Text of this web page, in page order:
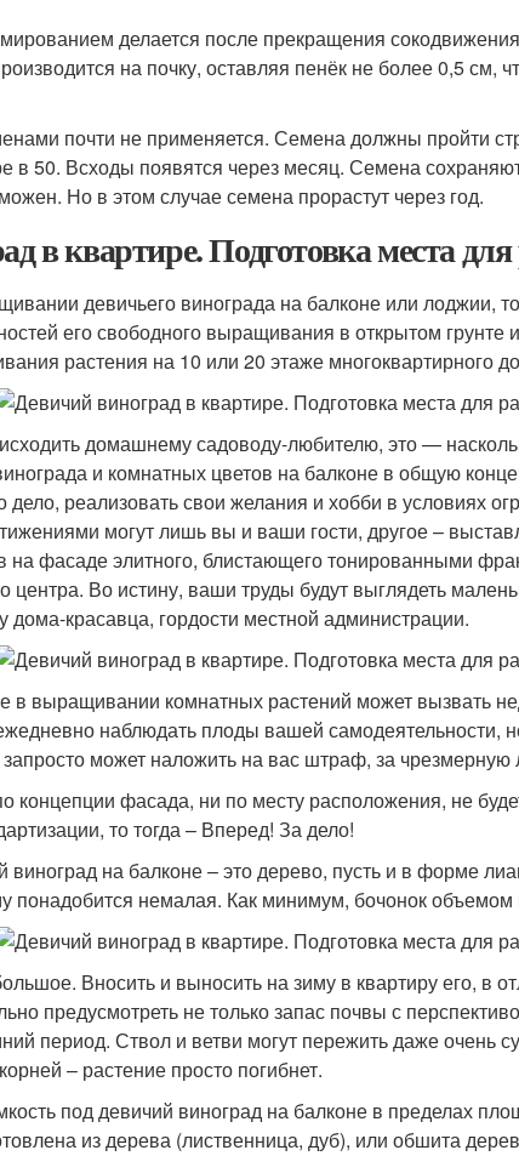
делается после прекращения
на почку, оставляя пенёк не более 0,5 см,
почти не применяется. Семена должны пройти
в 50. Всходы появятся через месяц. Семена
Но в этом случае семена прорастут через год.
в квартире. Подготовка места
девичьего винограда на балконе или лоджии,
его свободного выращивания в открытом грунте
растения на 10 или 20 этаже многоквартирного
домашнему садоводу-любителю, это —
и комнатных цветов на балконе в общую
реализовать свои желания и хобби в условиях
могут лишь вы и ваши гости, другое –
на фасаде элитного, блистающего тонированными
центра. Во истину, ваши труды будут выглядеть
красавца, гордости местной администрации.
в выращивании комнатных растений может вызвать
наблюдать плоды вашей самодеятельности,
может наложить на вас штраф, за
концепции фасада, ни по месту расположения, не
то тогда – Вперед! За дело!
виноград на балконе – это дерево, пусть и в форме
понадобится немалая. Как минимум, бочонок объемом
Вносить и выносить на зиму в квартиру его, в
предусмотреть не только запас почвы с
период. Ствол и ветви могут пережить даже очень
– растение просто погибнет.
под девичий виноград на балконе в пределах
из дерева (лиственница, дуб), или обшита